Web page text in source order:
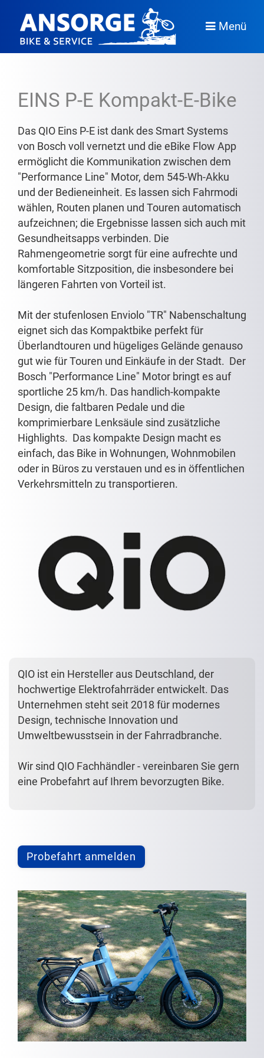
Menü
EINS P-E Kompakt-E-Bike
Das QIO Eins P-E ist dank des Smart Systems
von Bosch voll vernetzt und die eBike Flow App
ermöglicht die Kommunikation zwischen dem
"Performance Line" Motor, dem 545-Wh-Akku
und der Bedieneinheit. Es lassen sich Fahrmodi
wählen, Routen planen und Touren automatisch
aufzeichnen; die Ergebnisse lassen sich auch mit
Gesundheitsapps verbinden. Die
Rahmengeometrie sorgt für eine aufrechte und
komfortable Sitzposition, die insbesondere bei
längeren Fahrten von Vorteil ist.
Mit der stufenlosen Enviolo "TR" Nabenschaltung
eignet sich das Kompaktbike perfekt für
Überlandtouren und hügeliges Gelände genauso
gut wie für Touren und Einkäufe in der Stadt. Der
Bosch "Performance Line" Motor bringt es auf
sportliche 25 km/h. Das handlich-kompakte
Design, die faltbaren Pedale und die
komprimierbare Lenksäule sind zusätzliche
Highlights. Das kompakte Design macht es
einfach, das Bike in Wohnungen, Wohnmobilen
oder in Büros zu verstauen und es in öffentlichen
Verkehrsmitteln zu transportieren.
QIO ist ein Hersteller aus Deutschland, der
hochwertige Elektrofahrräder entwickelt. Das
Unternehmen steht seit 2018 für modernes
Design, technische Innovation und
Umweltbewusstsein in der Fahrradbranche.
Wir sind QIO Fachhändler - vereinbaren Sie gern
eine Probefahrt auf Ihrem bevorzugten Bike.
Probefahrt anmelden